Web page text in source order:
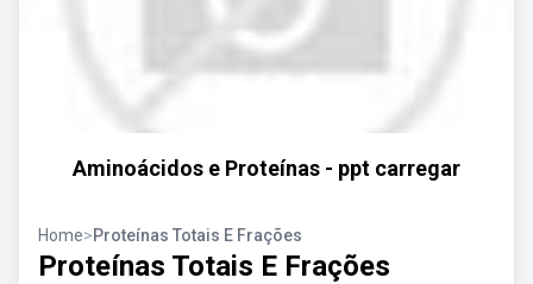
Aminoácidos e Proteínas - ppt carregar
Home>Proteínas Totais E Frações
Proteínas Totais E Frações